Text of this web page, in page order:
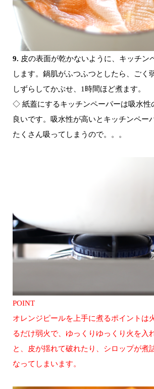
9. 皮の表面が乾かないように、キッチン
します。鍋肌がふつふつとしたら、ごく
しずらしてかぶせ、1時間ほど煮ます。
◇ 紙蓋にするキッチンペーパーは吸水性
良いです。吸水性が高いとキッチンペー
たくさん吸ってしまうので。。。
POINT
オレンジピールを上手に煮るポイントは
るだけ弱火で、ゆっくりゆっくり火を入
と、皮が揺れて破れたり、シロップが煮
なってしまいます。